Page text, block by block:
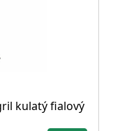
kulatý fialový